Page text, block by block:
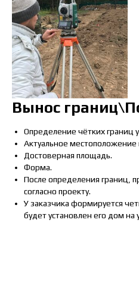
Вынос
Определение чётких границ
Актуальное
Достоверная площадь.
Форма.
После определения границ,
согласно проекту.
У заказчика формируется
будет установлен его дом на